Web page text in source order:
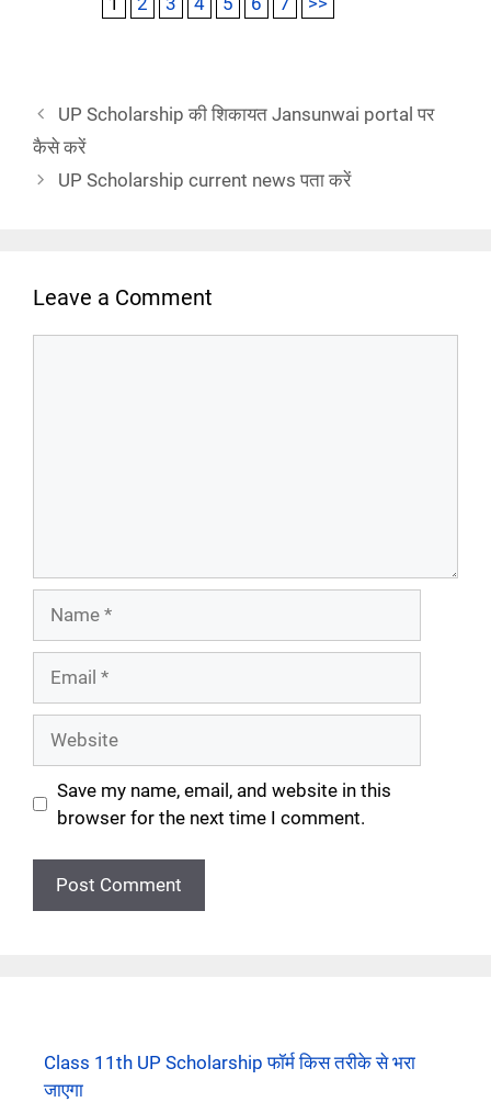
UP Scholarship की शिकायत Jansunwai portal पर
कैसे करें
UP Scholarship current news पता करें
Leave a Comment
Save my name, email, and website in this
browser for the next time I comment.
Class 11th UP Scholarship फॉर्म किस तरीके से भरा
जाएगा